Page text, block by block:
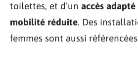
toilettes, et d’un accès
mobilité réduite. Des
femmes sont aussi